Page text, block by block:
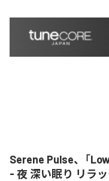
Serene Pulse、「
- 夜 深い眠り リラ